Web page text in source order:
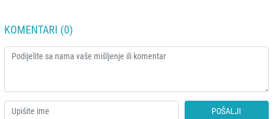
KOMENTARI (0)
POŠALJI